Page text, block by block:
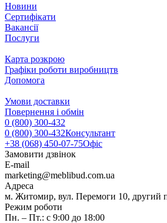
Новини
Сертифікати
Вакансії
Послуги
Карта розкрою
Графіки роботи виробництв
Допомога
Умови доставки
Повернення і обмін
0 (800) 300-432
0 (800) 300-432Консультант
+38 (068) 450-07-75Офіс
Замовити дзвінок
E-mail
marketing@meblibud.com.ua
Адреса
м. Житомир, вул. Перемоги 10, другий
Режим роботи
Пн. – Пт.: с 9:00 до 18:00